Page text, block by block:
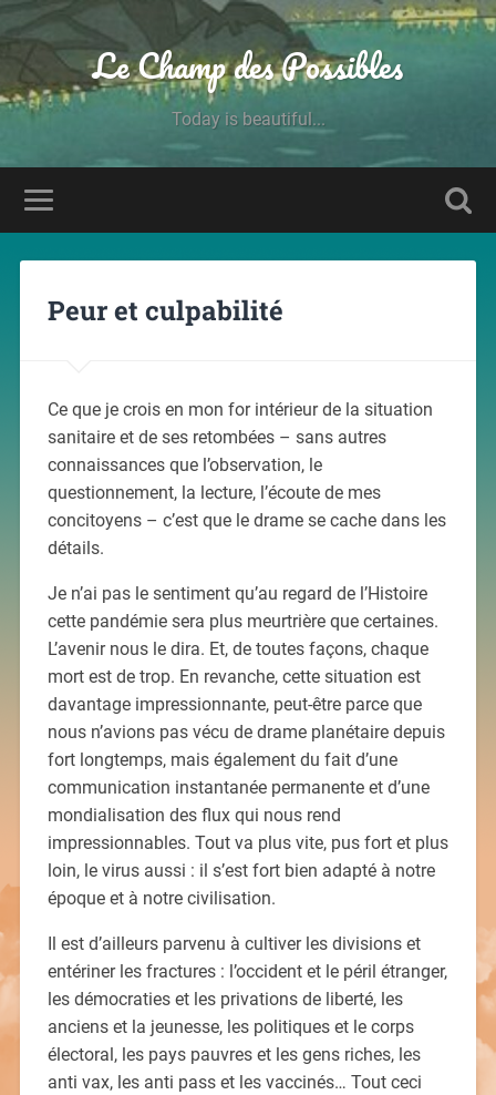
Le Champ des Possibles
Today is beautiful...
Peur et culpabilité
Ce que je crois en mon for intérieur de la situation
sanitaire et de ses retombées – sans autres
connaissances que l’observation, le
questionnement, la lecture, l’écoute de mes
concitoyens – c’est que le drame se cache dans les
détails.
Je n’ai pas le sentiment qu’au regard de l’Histoire
cette pandémie sera plus meurtrière que certaines.
L’avenir nous le dira. Et, de toutes façons, chaque
mort est de trop. En revanche, cette situation est
davantage impressionnante, peut-être parce que
nous n’avions pas vécu de drame planétaire depuis
fort longtemps, mais également du fait d’une
communication instantanée permanente et d’une
mondialisation des flux qui nous rend
impressionnables. Tout va plus vite, pus fort et plus
loin, le virus aussi : il s’est fort bien adapté à notre
époque et à notre civilisation.
Il est d’ailleurs parvenu à cultiver les divisions et
entériner les fractures : l’occident et le péril étranger,
les démocraties et les privations de liberté, les
anciens et la jeunesse, les politiques et le corps
électoral, les pays pauvres et les gens riches, les
anti vax, les anti pass et les vaccinés… Tout ceci